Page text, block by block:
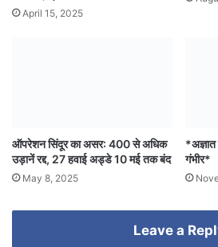
April 15, 2025
ऑपरेशन सिंदूर का असर: 400 से अधिक
उड़ानें रद्द, 27 हवाई अड्डे 10 मई तक बंद
May 8, 2025
गंभीर*
Leave a